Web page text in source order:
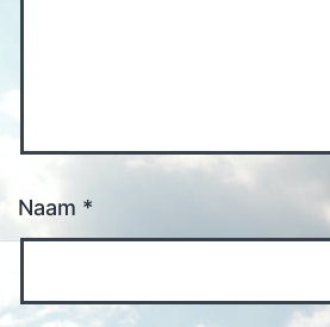
Naam *